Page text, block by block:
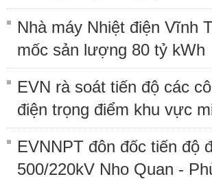
Nhà máy Nhiệt điện Vĩnh
mốc sản lượng 80 tỷ kWh
EVN rà soát tiến độ các
điện trọng điểm khu vực
EVNNPT đôn đốc tiến độ
500/220kV Nho Quan -